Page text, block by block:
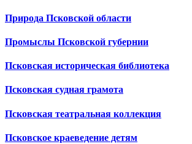
Природа Псковской области
Промыслы Псковской губернии
Псковская историческая библиотека
Псковская судная грамота
Псковская театральная коллекция
Псковское краеведение детям